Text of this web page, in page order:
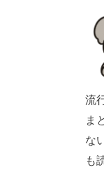
流
ま
な
も